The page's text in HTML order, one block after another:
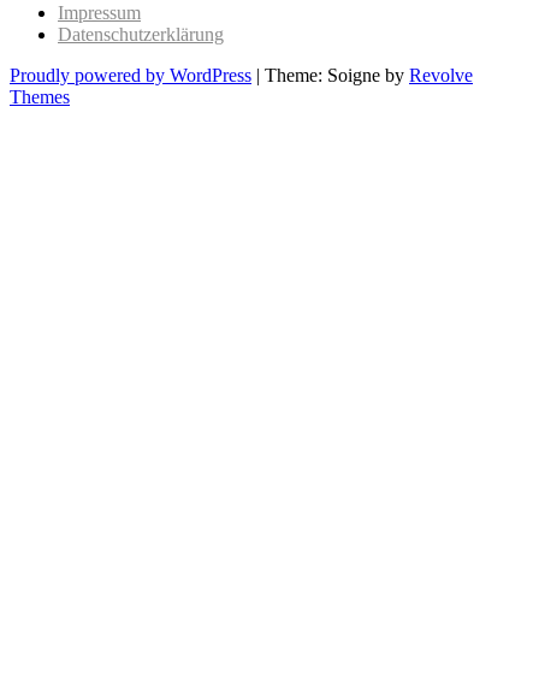
Impressum
Datenschutzerklärung
Proudly powered by WordPress | Theme: Soigne by Revolve
Themes